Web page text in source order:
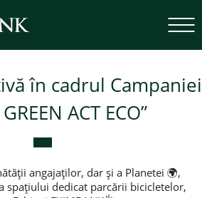
în cadrul Campaniei
ACT ECO”
angajaților, dar și a Planetei 🌍,
spațiului dedicat parcării bicicletelor,